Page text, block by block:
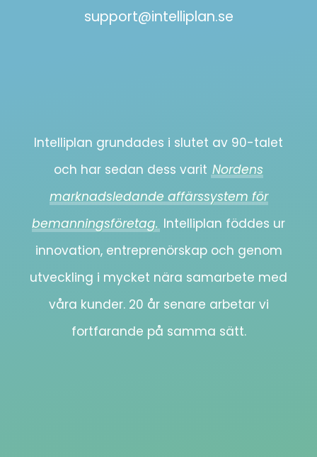
support@intelliplan.se
Intelliplan grundades i slutet av 90-talet
och har sedan dess varit Nordens
marknadsledande affärssystem för
bemanningsföretag. Intelliplan föddes ur
innovation, entreprenörskap och genom
utveckling i mycket nära samarbete med
våra kunder. 20 år senare arbetar vi
fortfarande på samma sätt.